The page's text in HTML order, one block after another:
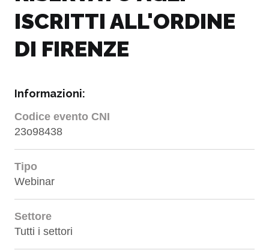
ISCRITTI ALL'ORDINE
DI FIRENZE
Informazioni:
Codice evento CNI
23o98438
Tipo
Webinar
Settore
Tutti i settori